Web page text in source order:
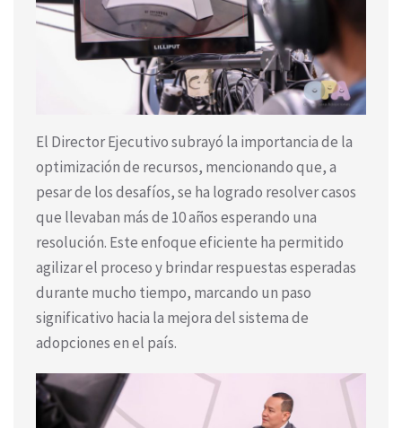
El Director Ejecutivo subrayó la importancia de la
optimización de recursos, mencionando que, a
pesar de los desafíos, se ha logrado resolver casos
que llevaban más de 10 años esperando una
resolución. Este enfoque eficiente ha permitido
agilizar el proceso y brindar respuestas esperadas
durante mucho tiempo, marcando un paso
significativo hacia la mejora del sistema de
adopciones en el país.